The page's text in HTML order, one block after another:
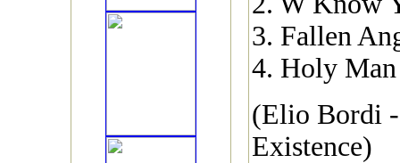
3. Fallen
4. Holy Man
(Elio Bordi
Existence)